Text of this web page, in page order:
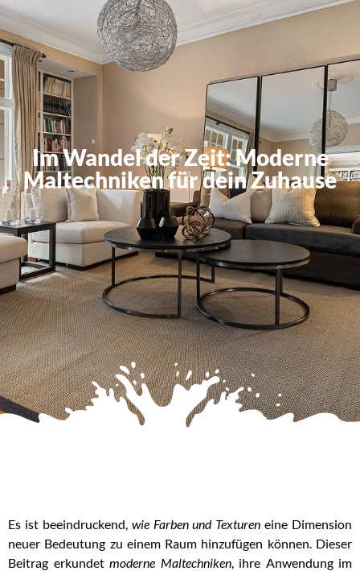
Im Wandel der Zeit: Moderne
Maltechniken für dein Zuhause
Es ist beeindruckend, wie Farben und Textureneine Dimension
neuer Bedeutung zu einem Raum hinzufügen können. Dieser
Beitrag erkundet moderne Maltechniken, ihre Anwendung im